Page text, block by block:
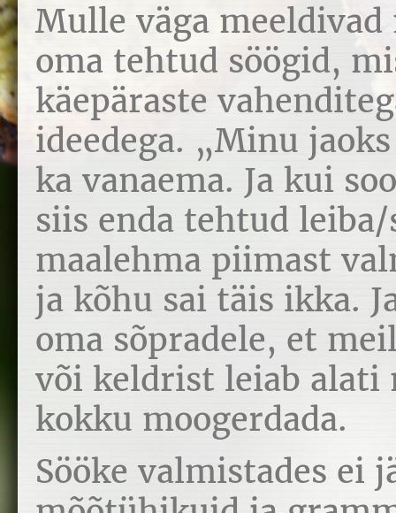
Mulle väga meeldivad
oma tehtud söögid,
käepäraste
ideedega. „Minu
ka vanaema. Ja kui
siis enda tehtud
maalehma piimast
ja kõhu sai täis ikka.
oma sõpradele, et
või keldrist leiab
kokku moogerdada.
Sööke valmistades ei